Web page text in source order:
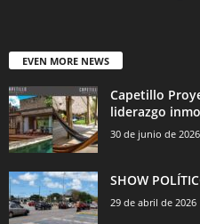
EVEN MORE NEWS
Capetillo
liderazgo
30 de junio de 2026
SHOW
29 de abril de 2026